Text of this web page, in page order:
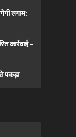
लगाम:
कार्रवाई –
पकड़ा